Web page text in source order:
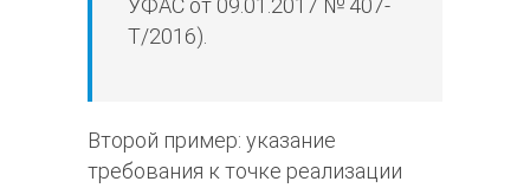
УФАС от 09.01.2017 № 407-
Т/2016).
Второй пример: указание
требования к точке реализации